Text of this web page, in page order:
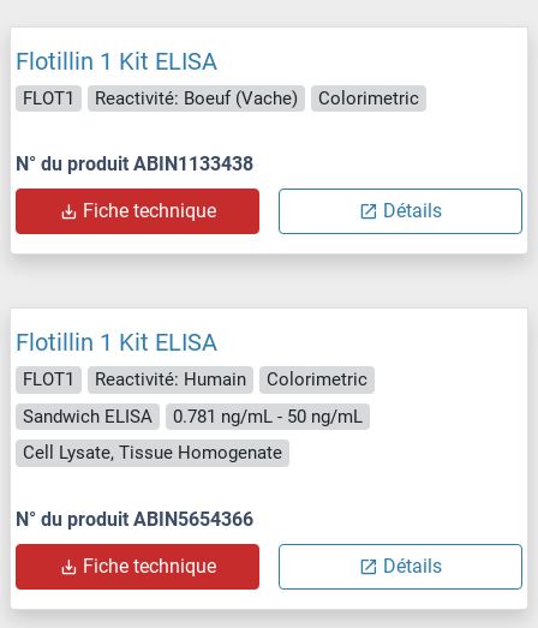
Flotillin 1 Kit ELISA
FLOT1 Reactivité: Boeuf (Vache) Colorimetric
N° du produit ABIN1133438
Fiche technique Détails
Flotillin 1 Kit ELISA
FLOT1 Reactivité: Humain
Colorimetric
Sandwich ELISA
0.781 ng/mL - 50 ng/mL
Cell Lysate, Tissue Homogenate
N° du produit ABIN5654366
Fiche technique Détails